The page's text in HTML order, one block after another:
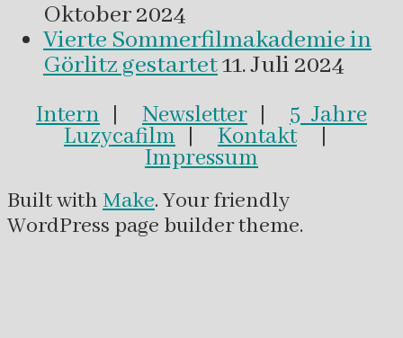
Oktober 2024
Vierte Sommerfilmakademie in
Görlitz gestartet11. Juli 2024
Intern | Newsletter | 5 Jahre
Luzycafilm | Kontakt|
Impressum
Built with Make. Your friendly
WordPress page builder theme.